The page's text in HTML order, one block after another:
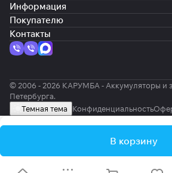
В корзину
Информация
Покупателю
Контакты
© 2006 - 2026 КАРУМБА - Аккумуляторы и
Петербурга.
Темная тема
Конфиденциальность